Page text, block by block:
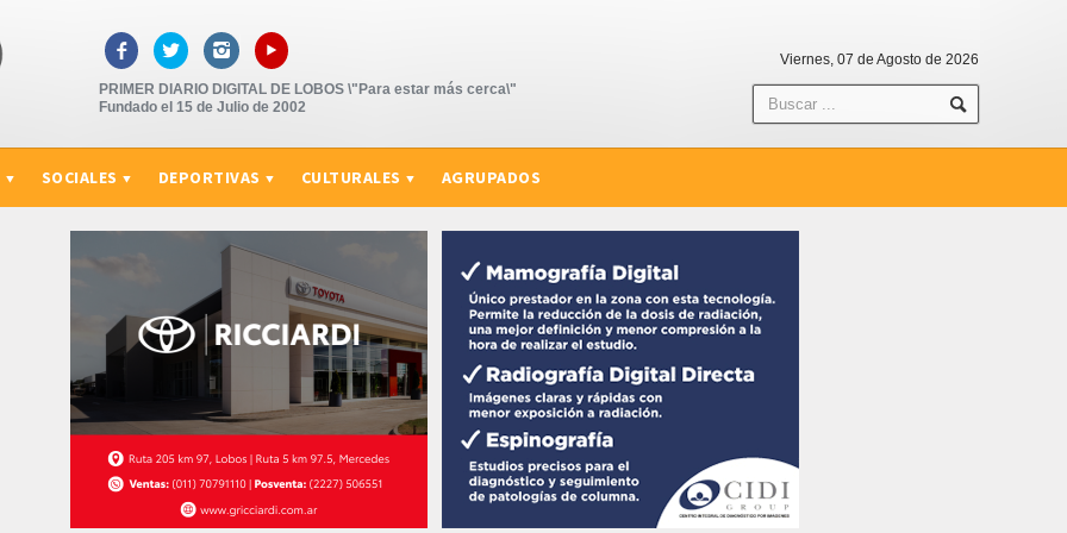
   ▸
PRIMER DIARIO DIGITAL DE LOBOS \"Para estar más cerca\"
Fundado el 15 de Julio de 2002
Viernes, 07 de Agosto de 2026
SOCIALES DEPORTIVAS CULTURALES AGRUPADOS